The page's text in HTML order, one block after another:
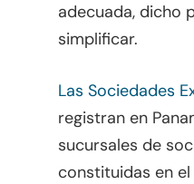
adecuada, dicho
simplificar.
Las Sociedades
registran en
sucursales de
constituidas en